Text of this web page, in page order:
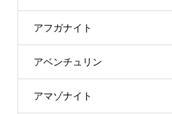
アフガナイト
アベンチュリン
アマゾナイト